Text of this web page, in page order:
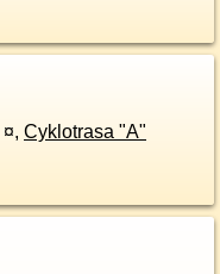
¤, Cyklotrasa "A"